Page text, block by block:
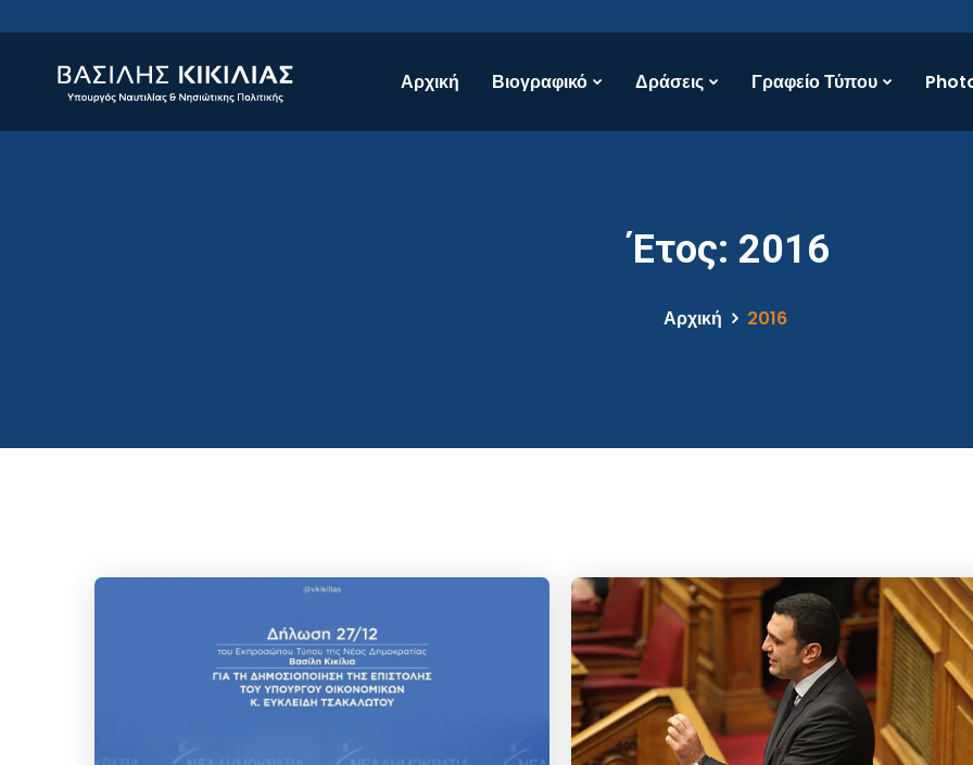
Αρχική Βιογραφικό Δράσεις Γραφείο Τύπου
Έτος: 2016
Αρχική 2016